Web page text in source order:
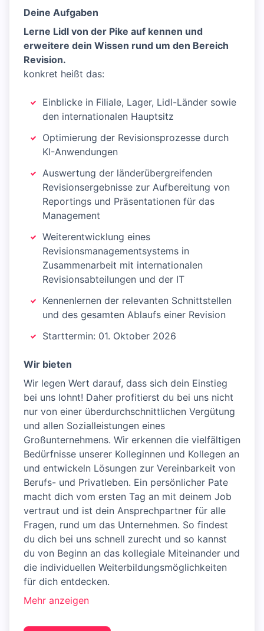
Deine Aufgaben
Lerne Lidl von der Pike auf kennen und
erweitere dein Wissen rund um den Bereich
Revision.
konkret heißt das:
Einblicke in Filiale, Lager, Lidl-Länder sowie
den internationalen Hauptsitz
Optimierung der Revisionsprozesse durch
KI-Anwendungen
Auswertung der länderübergreifenden
Revisionsergebnisse zur Aufbereitung von
Reportings und Präsentationen für das
Management
Weiterentwicklung eines
Revisionsmanagementsystems in
Zusammenarbeit mit internationalen
Revisionsabteilungen und der IT
Kennenlernen der relevanten Schnittstellen
und des gesamten Ablaufs einer Revision
Starttermin: 01. Oktober 2026
Wir bieten
Wir legen Wert darauf, dass sich dein Einstieg
bei uns lohnt! Daher profitierst du bei uns nicht
nur von einer überdurchschnittlichen Vergütung
und allen Sozialleistungen eines
Großunternehmens. Wir erkennen die vielfältigen
Bedürfnisse unserer Kolleginnen und Kollegen an
und entwickeln Lösungen zur Vereinbarkeit von
Berufs- und Privatleben. Ein persönlicher Pate
macht dich vom ersten Tag an mit deinem Job
vertraut und ist dein Ansprechpartner für alle
Fragen, rund um das Unternehmen. So findest
du dich bei uns schnell zurecht und so kannst
du von Beginn an das kollegiale Miteinander und
die individuellen Weiterbildungsmöglichkeiten
für dich entdecken.
Mehr anzeigen